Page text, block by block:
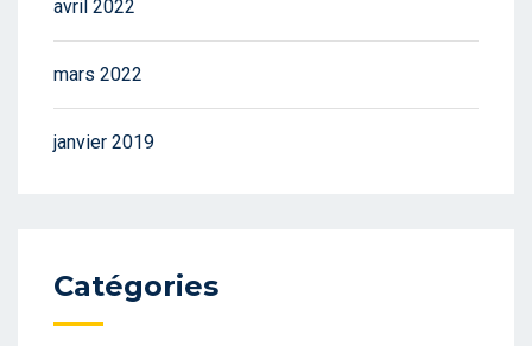
avril 2022
mars 2022
janvier 2019
Catégories